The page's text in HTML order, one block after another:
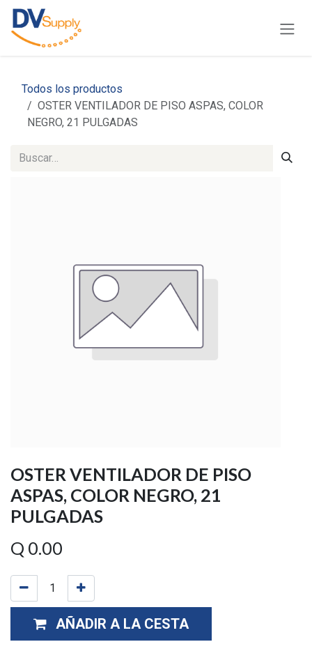
Ir al contenido
Todos los productos
OSTER VENTILADOR DE PISO ASPAS, COLOR
NEGRO, 21 PULGADAS
OSTER VENTILADOR DE PISO
ASPAS, COLOR NEGRO, 21
PULGADAS
Q 0.00
AÑADIR A LA CESTA